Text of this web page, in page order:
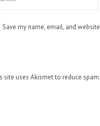
Save my name, email, and
site uses Akismet to reduce spam.